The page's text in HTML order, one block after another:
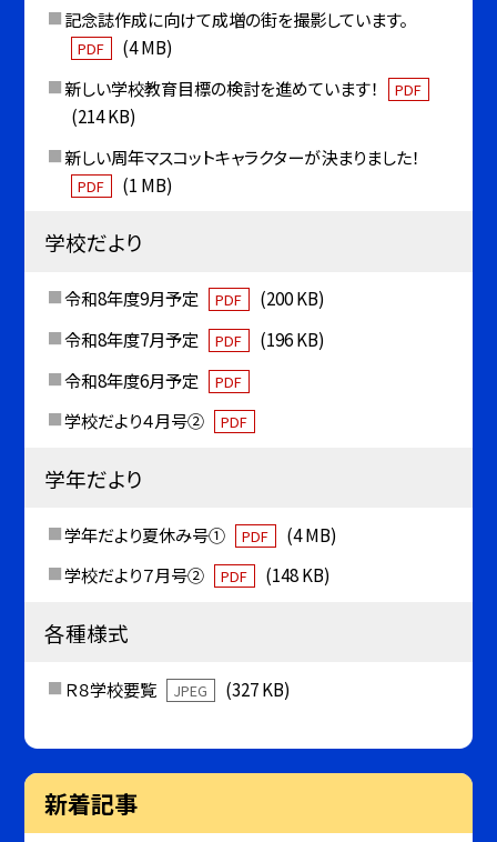
記念誌作成に向けて成増の街を撮影しています。
PDF
(4 MB)
新しい学校教育目標の検討を進めています！
PDF
(214 KB)
新しい周年マスコットキャラクターが決まりました！
PDF (1 MB)
学校だより
令和8年度9月予定 PDF
(200 KB)
令和8年度7月予定
PDF
(196 KB)
令和8年度6月予定
PDF
学校だより４月号② PDF
学年だより
学年だより夏休み号① PDF
(4 MB)
学校だより７月号②
PDF (148 KB)
各種様式
Ｒ８学校要覧 JPEG (327 KB)
新着記事